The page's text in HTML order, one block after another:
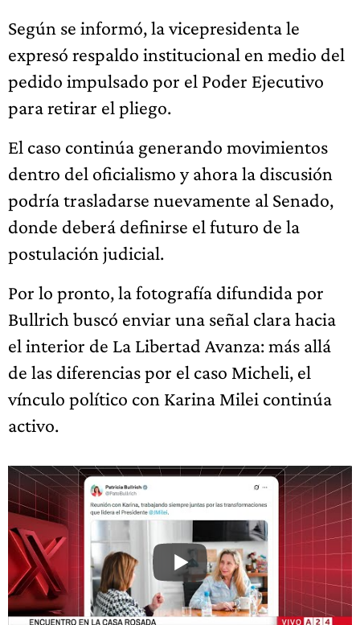
Según se informó, la vicepresidenta le
expresó respaldo institucional en medio del
pedido impulsado por el Poder Ejecutivo
para retirar el pliego.
El caso continúa generando movimientos
dentro del oficialismo y ahora la discusión
podría trasladarse nuevamente al Senado,
donde deberá definirse el futuro de la
postulación judicial.
Por lo pronto, la fotografía difundida por
Bullrich buscó enviar una señal clara hacia
el interior de La Libertad Avanza: más allá
de las diferencias por el caso Micheli, el
vínculo político con Karina Milei continúa
activo.